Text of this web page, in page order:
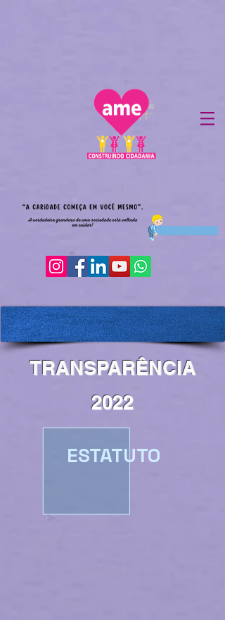
TRANSPARÊNCIA
2022
ESTATUTO